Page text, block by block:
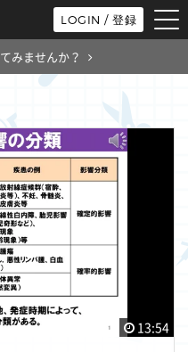
LOGIN / 登録
みませんか？
13:54